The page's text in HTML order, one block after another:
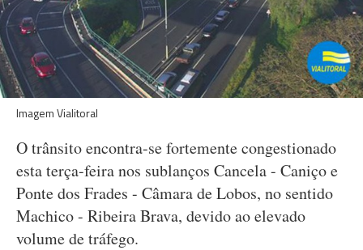
Imagem Vialitoral
O trânsito encontra-se fortemente congestionado
esta terça-feira nos sublanços Cancela - Caniço e
Ponte dos Frades - Câmara de Lobos, no sentido
Machico - Ribeira Brava, devido ao elevado
volume de tráfego.